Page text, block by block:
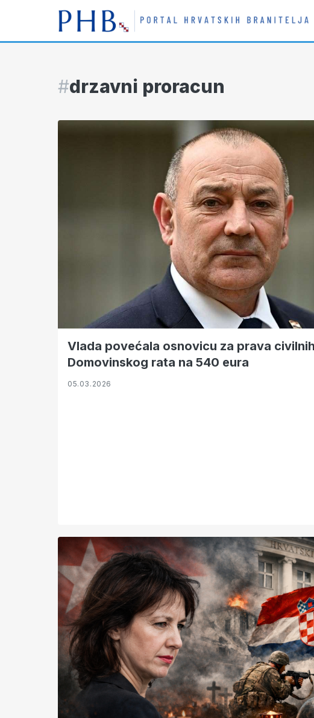
#drzavni proracun
Vlada povećala osnovicu za prava
Domovinskog rata na 540 eura
05.03.2026